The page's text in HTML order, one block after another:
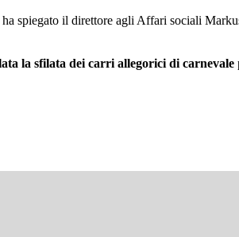
ha spiegato il direttore agli Affari sociali
la sfilata dei carri allegorici di carnevale